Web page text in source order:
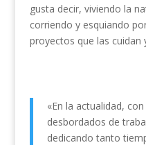
gusta decir, viviendo la
corriendo y esquiando
proyectos que las cuidan
«En la actualidad,
desbordados de
dedicando tanto